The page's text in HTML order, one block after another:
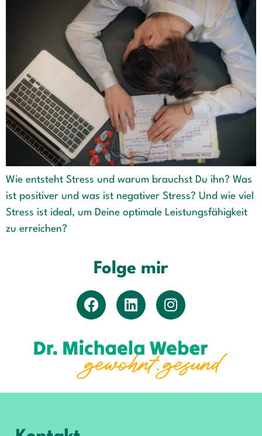
Wie entsteht Stress und warum brauchst Du ihn? Was
ist positiver und was ist negativer Stress? Und wie viel
Stress ist ideal, um Deine optimale Leistungsfähigkeit
zu erreichen?
Folge mir